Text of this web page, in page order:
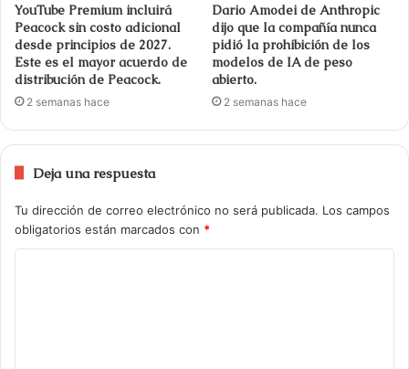
YouTube Premium incluirá
Peacock sin costo adicional
desde principios de 2027.
Este es el mayor acuerdo de
distribución de Peacock.
2 semanas hace
Dario Amodei de Anthropic
dijo que la compañía nunca
pidió la prohibición de los
modelos de IA de peso
abierto.
2 semanas hace
Deja una respuesta
Tu dirección de correo electrónico no será publicada. Los campos
obligatorios están marcados con *